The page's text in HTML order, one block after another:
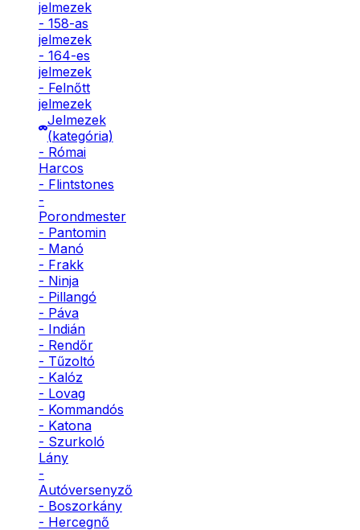
jelmezek
- 158-as
jelmezek
- 164-es
jelmezek
- Felnőtt
jelmezek
Jelmezek
(kategória)
- Római
Harcos
- Flintstones
-
Porondmester
- Pantomin
- Manó
- Frakk
- Ninja
- Pillangó
- Páva
- Indián
- Rendőr
- Tűzoltó
- Kalóz
- Lovag
- Kommandós
- Katona
- Szurkoló
Lány
-
Autóversenyző
- Boszorkány
- Hercegnő